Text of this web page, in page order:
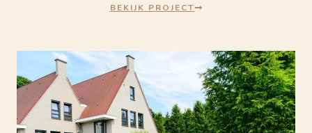
BEKIJK PROJECT